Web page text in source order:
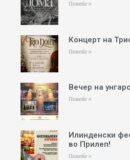
Повеќе »
Концерт на
Повеќе »
Вечер на
Повеќе »
Илинденски
во Прилеп!
Повеќе »